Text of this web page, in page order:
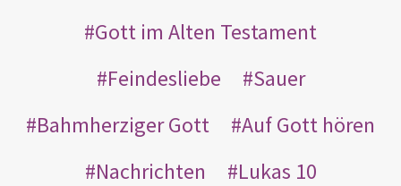
Gott im Alten Testament
Feindesliebe
Sauer
Bahmherziger Gott
Auf Gott hören
Nachrichten
Lukas 10